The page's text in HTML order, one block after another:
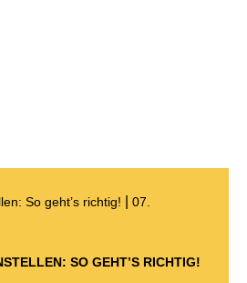
So geht’s richtig!
07.
SO GEHT’S RICHTIG!